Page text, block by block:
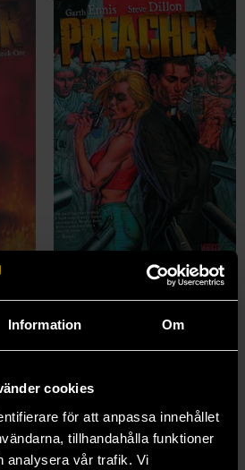
Information Om
cookies
för att anpassa innehållet
tillhandahålla funktioner
analysera vår trafik. Vi
Preacher Book Two
Garth Ennis
219 kr
4